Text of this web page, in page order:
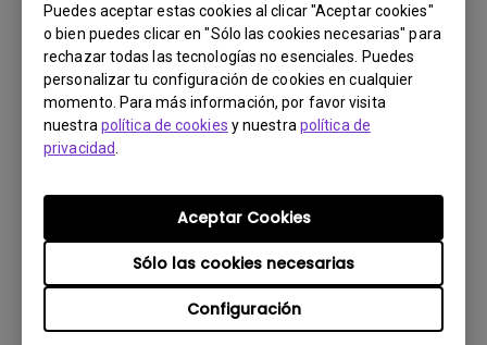
Puedes aceptar estas cookies al clicar "Aceptar cookies"
o bien puedes clicar en "Sólo las cookies necesarias" para
rechazar todas las tecnologías no esenciales. Puedes
personalizar tu configuración de cookies en cualquier
momento. Para más información, por favor visita
nuestra política de cookies y nuestra política de
privacidad
Configuración
Sólo las cookies necesarias
Aceptar Cookies
¿Cómo es que mi monitor no tiene imagen
cuando se conecta a un Mac a través de
USB-C?
¿Por qué no puedo cambiar a otros modos
de color en mi monitor al conectarlo a un
software Display Pilot?
¿Cómo solucionar una actualización fallida
del firmware mediante Display Quickit?